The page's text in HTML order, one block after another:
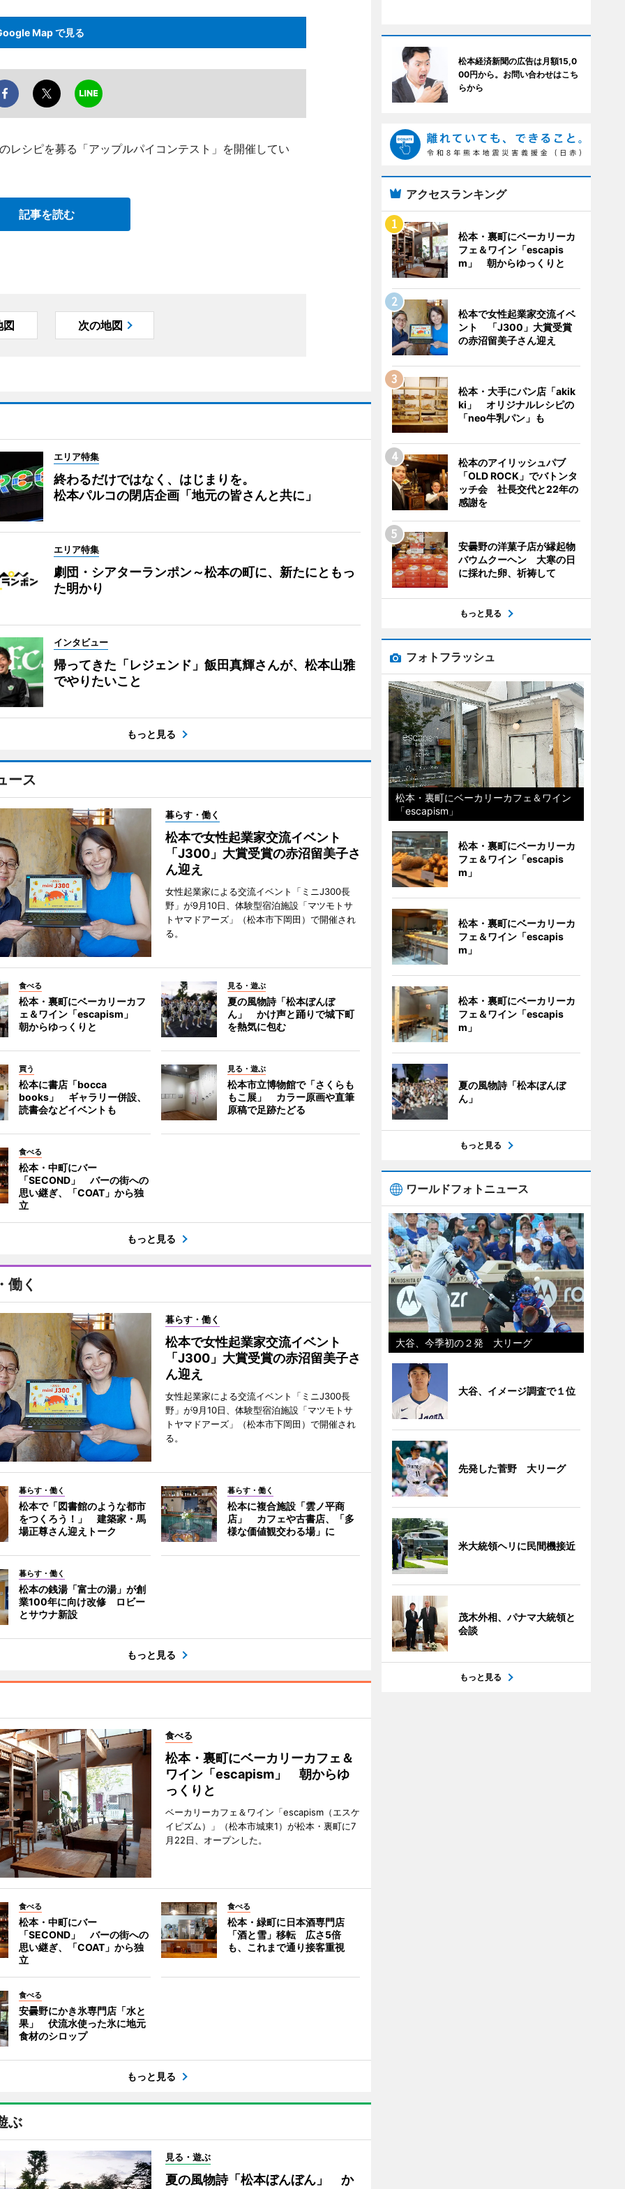
Map で見る
レシピを募る「アップルパイコンテスト」を開催してい
記事を読む
図 次の地図
エリア特集
終わるだけではなく、はじまりを。
松本パルコの閉店企画「地元の皆さんと共に」
エリア特集
劇団・シアターランポン～松本の町に、新たにともっ
た明かり
インタビュー
帰ってきた「レジェンド」飯田真輝さんが、松本山雅
でやりたいこと
もっと見る
ース
暮らす・働く
松本で女性起業家交流イベント
「J300」大賞受賞の赤沼留美子さ
ん迎え
女性起業家による交流イベント「ミニJ300長
野」が9月10日、体験型宿泊施設「マツモトサ
トヤマドアーズ」（松本市下岡田）で開催され
る。
食べる
松本・裏町にベーカリーカフ
ェ＆ワイン「escapism」
朝からゆっくりと
見る・遊ぶ
夏の風物詩「松本ぼんぼ
ん」 かけ声と踊りで城下町
を熱気に包む
買う
松本に書店「bocca
books」 ギャラリー併設、
読書会などイベントも
見る・遊ぶ
松本市立博物館で「さくらも
もこ展」 カラー原画や直筆
原稿で足跡たどる
食べる
松本・中町にバー
「SECOND」 バーの街への
思い継ぎ、「COAT」から独
立
もっと見る
働く
暮らす・働く
松本で女性起業家交流イベント
「J300」大賞受賞の赤沼留美子さ
ん迎え
女性起業家による交流イベント「ミニJ300長
野」が9月10日、体験型宿泊施設「マツモトサ
トヤマドアーズ」（松本市下岡田）で開催され
る。
暮らす・働く
松本で「図書館のような都市
をつくろう！」 建築家・馬
場正尊さん迎えトーク
暮らす・働く
松本に複合施設「雲ノ平商
店」 カフェや古書店、「多
様な価値観交わる場」に
暮らす・働く
松本の銭湯「富士の湯」が創
業100年に向け改修 ロビー
とサウナ新設
もっと見る
食べる
松本・裏町にベーカリーカフェ＆
ワイン「escapism」 朝からゆ
っくりと
ベーカリーカフェ＆ワイン「escapism（エスケ
イピズム）」（松本市城東1）が松本・裏町に7
月22日、オープンした。
食べる
松本・中町にバー
「SECOND」 バーの街への
思い継ぎ、「COAT」から独
立
食べる
松本・緑町に日本酒専門店
「酒と雪」移転 広さ5倍
も、これまで通り接客重視
食べる
安曇野にかき氷専門店「水と
果」 伏流水使った氷に地元
食材のシロップ
もっと見る
ぶ
見る・遊ぶ
夏の風物詩「松本ぼんぼん」 か
松本経済新聞の広告は月額15,0
00円から。お問い合わせはこち
らから
アクセスランキング
松本・裏町にベーカリーカ
フェ＆ワイン「escapis
m」 朝からゆっくりと
松本で女性起業家交流イベ
ント 「J300」大賞受賞
の赤沼留美子さん迎え
松本・大手にパン店「akik
ki」 オリジナルレシピの
「neo牛乳パン」も
松本のアイリッシュパブ
「OLD ROCK」でバトンタ
ッチ会 社長交代と22年の
感謝を
安曇野の洋菓子店が縁起物
バウムクーヘン 大寒の日
に採れた卵、祈祷して
もっと見る
フォトフラッシュ
松本・裏町にベーカリーカフェ＆ワイン
「escapism」
松本・裏町にベーカリーカ
フェ＆ワイン「escapis
m」
松本・裏町にベーカリーカ
フェ＆ワイン「escapis
m」
松本・裏町にベーカリーカ
フェ＆ワイン「escapis
m」
夏の風物詩「松本ぼんぼ
ん」
もっと見る
ワールドフォトニュース
大谷、今季初の２発 大リーグ
大谷、イメージ調査で１位
先発した菅野 大リーグ
米大統領ヘリに民間機接近
茂木外相、パナマ大統領と
会談
もっと見る